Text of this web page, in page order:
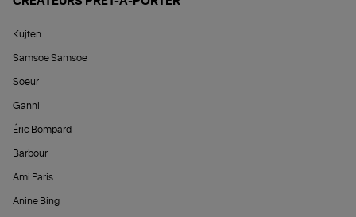
Kujten
Samsoe Samsoe
Soeur
Ganni
Éric Bompard
Barbour
Ami Paris
Anine Bing